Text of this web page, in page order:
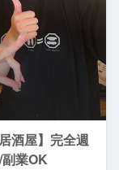
酒屋】完全週
業OK